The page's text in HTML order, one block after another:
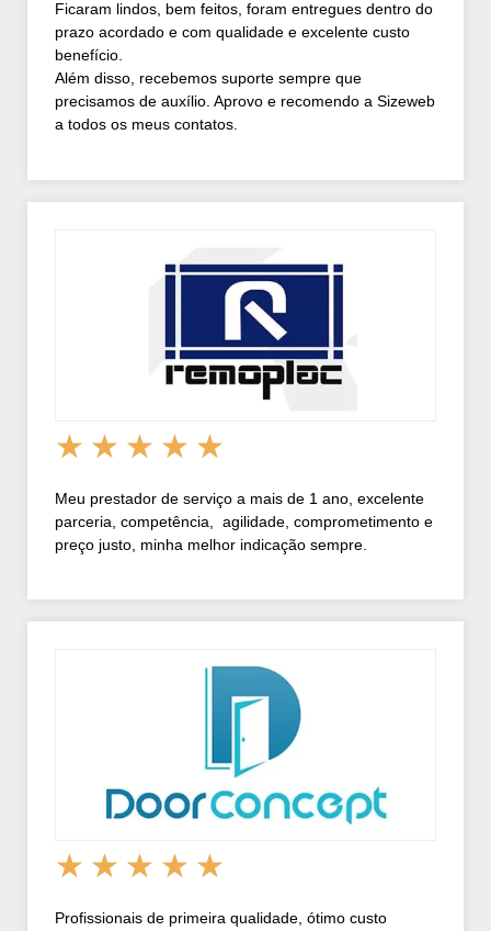
Ficaram lindos, bem feitos, foram entregues dentro do
prazo acordado e com qualidade e excelente custo
benefício.
Além disso, recebemos suporte sempre que
precisamos de auxílio. Aprovo e recomendo a Sizeweb
a todos os meus contatos.
★ ★ ★ ★ ★
Meu prestador de serviço a mais de 1 ano, excelente
parceria, competência, agilidade, comprometimento e
preço justo, minha melhor indicação sempre.
★ ★ ★ ★ ★
Profissionais de primeira qualidade, ótimo custo